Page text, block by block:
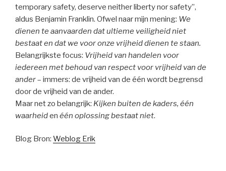
temporary safety, deserve neither liberty nor safety”,
aldus Benjamin Franklin. Ofwel naar mijn mening: We
dienen te aanvaarden dat ultieme veiligheid niet
bestaat en dat we voor onze vrijheid dienen te staan.
Belangrijkste focus: Vrijheid van handelen voor
iedereen met behoud van respect voor vrijheid van de
ander– immers: de vrijheid van de één wordt begrensd
door de vrijheid van de ander.
Maar net zo belangrijk: Kijken buiten de kaders, één
waarheiden één oplossing bestaat niet.
Blog Bron: Weblog Erik